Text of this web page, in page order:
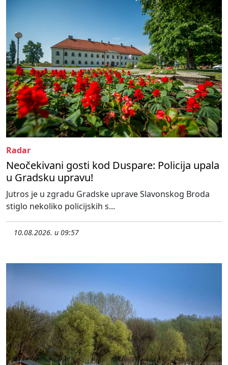
Radar
Neočekivani gosti kod Duspare: Policija upala
u Gradsku upravu!
Jutros je u zgradu Gradske uprave Slavonskog Broda
stiglo nekoliko policijskih s...
10.08.2026. u 09:57